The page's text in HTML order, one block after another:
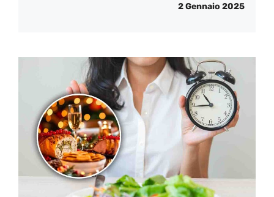
2 Gennaio 2025